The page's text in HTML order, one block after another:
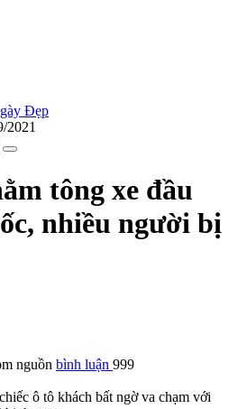
Đẹp
2021
tông xe đầu
nhiều người bị
nguồn bình luận 999
ô tô khách bất ngờ va chạm với